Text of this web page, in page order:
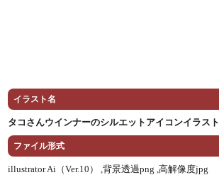
イラスト名
タコさんウインナーのシルエットアイコンイラスト
ファイル形式
illustrator Ai（Ver.10） ,背景透過png ,高解像度jpg